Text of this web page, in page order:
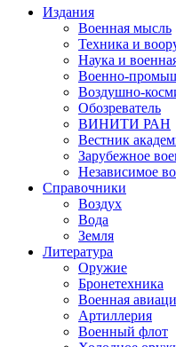
Издания
Военная мысль
Техника и
Наука и
Военно-
Воздушно-
Обозреватель
ВИНИТИ РАН
Вестник
Зарубежное
Независимое
Справочники
Воздух
Вода
Земля
Литература
Оружие
Бронетехника
Военная
Артиллерия
Военный флот